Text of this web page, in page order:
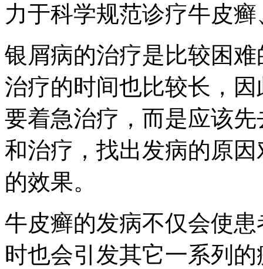
力于科学规范诊疗牛皮
银屑病的治疗是比较困
治疗的时间也比较长，
要着急治疗，而是应该
和治疗，找出发病的原
的效果。
牛皮癣的发病不仅会使
时也会引发其它一系列